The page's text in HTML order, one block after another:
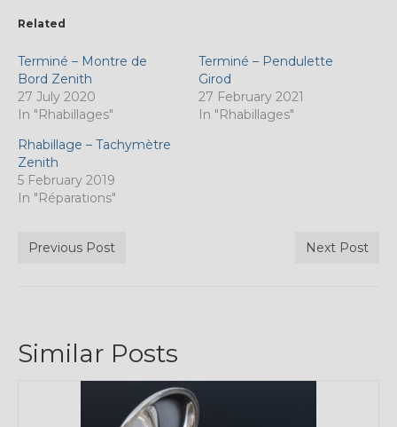
Related
Terminé – Montre de
Bord Zenith
27 July 2020
In "Rhabillages"
Terminé – Pendulette
Girod
27 February 2021
In "Rhabillages"
Rhabillage – Tachymètre
Zenith
5 February 2019
In "Réparations"
Previous Post Next Post
Similar Posts